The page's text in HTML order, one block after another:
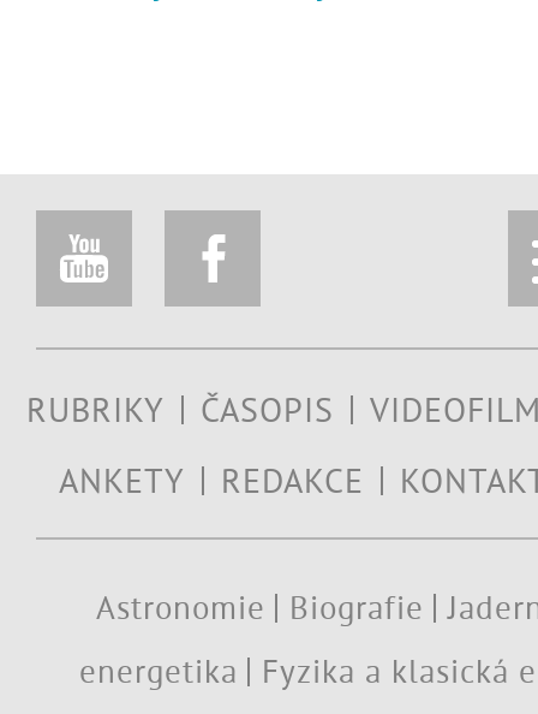
RUBRIKY ČASOPIS
ANKETY
REDAKCE
Astronomie Biografie
energetika
Fyzika a klasická